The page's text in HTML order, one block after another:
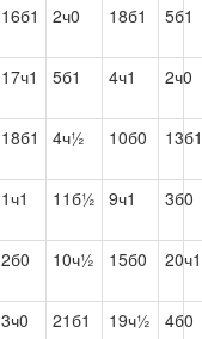
16б1 2ч0 18б1 5б1
17ч1 5б1 4ч1 2ч0
18б1 4ч½ 10б0 13б1
1ч1 11б½ 9ч1 3б0
2б0 10ч½ 15б0 20ч1
3ч0 21б1 19ч½ 4б0